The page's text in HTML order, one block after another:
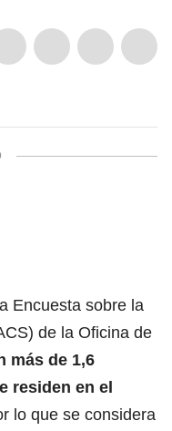
Encuesta sobre la
de la Oficina de
más de 1,6
residen en el
lo que se considera